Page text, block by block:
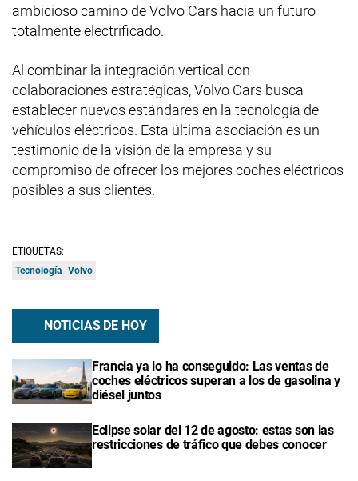
ambicioso camino de Volvo Cars hacia un futuro
totalmente electrificado.
Al combinar la integración vertical con
colaboraciones estratégicas, Volvo Cars busca
establecer nuevos estándares en la tecnología de
vehículos eléctricos. Esta última asociación es un
testimonio de la visión de la empresa y su
compromiso de ofrecer los mejores coches eléctricos
posibles a sus clientes.
ETIQUETAS:
Tecnología Volvo
NOTICIAS DE HOY
Francia ya lo ha conseguido: Las ventas de
coches eléctricos superan a los de gasolina y
diésel juntos
Eclipse solar del 12 de agosto: estas son las
restricciones de tráfico que debes conocer